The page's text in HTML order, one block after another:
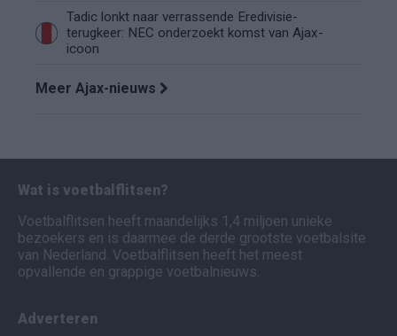
Tadic lonkt naar verrassende Eredivisie-
terugkeer: NEC onderzoekt komst van Ajax-
icoon
Meer Ajax-nieuws
Wat is voetbalflitsen?
Voetbalflitsen heeft maandelijks 1,4 miljoen unieke
bezoekers en is daarmee de derde grootste voetbalsite
van Nederland. Voetbalflitsen heeft het meest
opvallende en grappige voetbalnieuws.
Adverteren